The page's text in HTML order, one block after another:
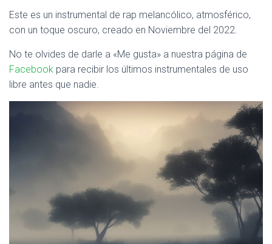
Este es un instrumental de rap melancólico, atmosférico,
con un toque oscuro, creado en Noviembre del 2022.
No te olvides de darle a «Me gusta» a nuestra página de
Facebook para recibir los últimos instrumentales de uso
libre antes que nadie.